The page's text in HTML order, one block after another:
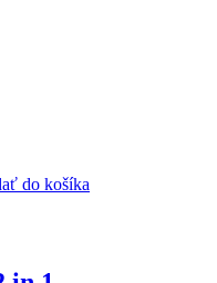
do košíka